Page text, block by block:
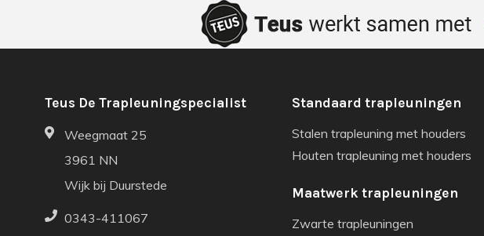
Teus De Trapleuningspecialist
Weegmaat 25
3961 NN
Wijk bij Duurstede
0343-411067
Standaard trapleuningen
Stalen trapleuning met houders
Houten trapleuning met houders
Maatwerk trapleuningen
Zwarte trapleuningen